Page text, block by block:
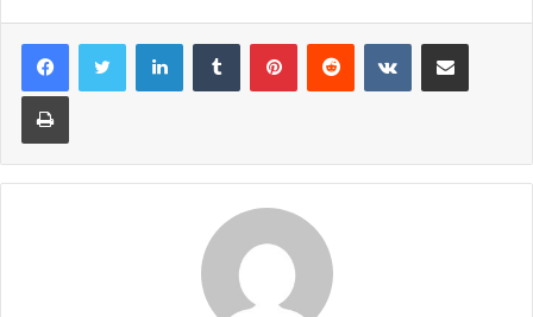
LinkedinTumblr PinterestReddit VK Compartilhar via e-mail
Imprimir